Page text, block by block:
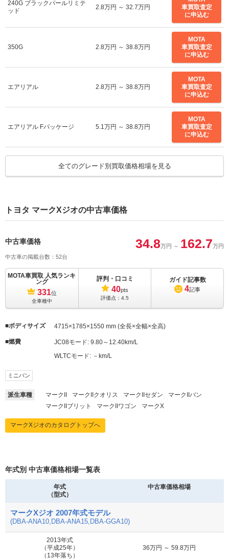
240G ブラックパールリミテ
ッド
2.8万円 ～ 32.7万円
車買取査定
に申込む
350G 2.8万円 ～ 38.8万円
MOTA
車買取査定
に申込む
エアリアル 2.8万円 ～ 38.8万円
MOTA
車買取査定
に申込む
エアリアル Fパッケージ 5.1万円 ～ 38.8万円
MOTA
車買取査定
に申込む
エアリアル Vセレクション 2.8万円 ～ 32.7万円
に申込む
全てのグレード別買取価格相場を見る
トヨタ マークXジオの中古車価格
中古車価格 34.8万円 ～ 162.7万円
中古車の掲載台数：52台
MOTA車買取 人気ランキ
ング
331位
全車種中
評判・口コミ
40pts
評価点： 4.5
ガイド記事数
4記事
ボディサイズ 4715×1785×1550 mm (全長×全幅×全高)
燃費 JC08モード: 9.80～12.40km/L
WLTCモード: －km/L
ミニバン
派生車種 マークII マークIIクオリス マークIIセダン
マークIIバン
マークIIブリット
マークIIワゴン マークX
マークXジオのカタログトップへ
年式別 中古車価格相場一覧表
年式
（型式）
中古車価格相場
マークXジオ 2007年式モデル
(DBA-ANA10,DBA-ANA15,DBA-GGA10)
2013年式
（平成25年）
（13年落ち）
36万円 ～ 59.8万円